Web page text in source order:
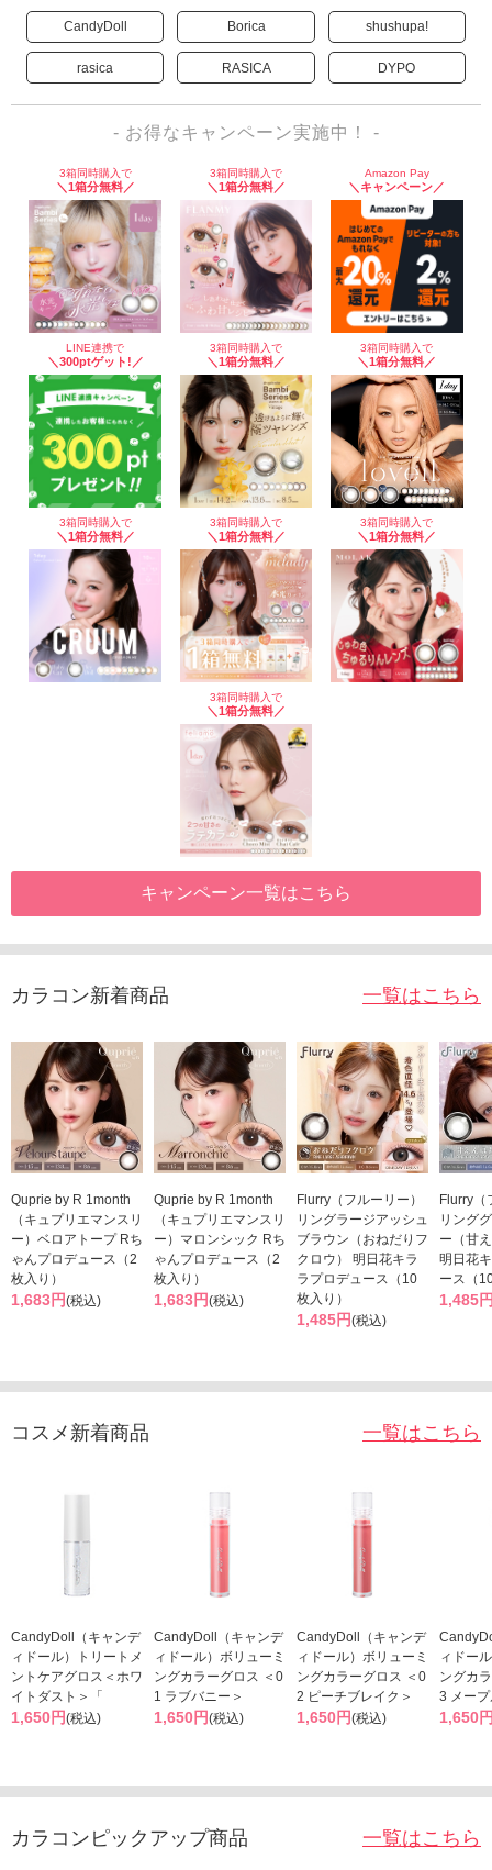
CandyDoll Borica shushupa!
rasica RASICA DYPO
- お得なキャンペーン実施中！ -
3箱同時購入で
＼1箱分無料／
3箱同時購入で
＼1箱分無料／
Amazon Pay
＼キャンペーン／
LINE連携で
＼300ptゲット!／
3箱同時購入で
＼1箱分無料／
3箱同時購入で
＼1箱分無料／
3箱同時購入で
＼1箱分無料／
3箱同時購入で
＼1箱分無料／
3箱同時購入で
＼1箱分無料／
3箱同時購入で
＼1箱分無料／
キャンペーン一覧はこちら
カラコン新着商品 一覧はこちら
Quprie by R 1month
（キュプリエマンスリ
ー）ベロアトープ Rち
ゃんプロデュース（2
枚入り）
1,683円(税込)
Quprie by R 1month
（キュプリエマンスリ
ー）マロンシック Rち
ゃんプロデュース（2
枚入り）
1,683円(税込)
Flurry（フルーリー）
リングラージアッシュ
ブラウン（おねだりフ
クロウ） 明日花キラ
ラプロデュース（10
枚入り）
1,485円(税込)
Flurry（
リング
ー（甘
明日花
ース（
1,485
コスメ新着商品 一覧はこちら
CandyDoll（キャンデ
ィドール）トリートメ
ントケアグロス＜ホワ
イトダスト＞「
1,650円(税込)
CandyDoll（キャンデ
ィドール）ボリューミ
ングカラーグロス ＜0
1 ラブバニー＞
1,650円(税込)
CandyDoll（キャンデ
ィドール）ボリューミ
ングカラーグロス ＜0
2 ピーチブレイク＞
1,650円(税込)
ィドー
ングカ
3 メー
1,650
カラコンピックアップ商品 一覧はこちら